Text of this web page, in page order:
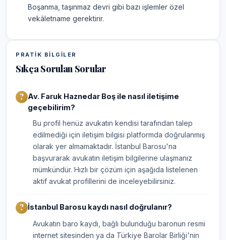
Boşanma, taşınmaz devri gibi bazı işlemler özel
vekâletname gerektirir.
PRATIK BILGILER
Sıkça Sorulan Sorular
Av. Faruk Haznedar Boş ile nasıl iletişime
geçebilirim?
Bu profil henüz avukatın kendisi tarafından talep
edilmediği için iletişim bilgisi platformda doğrulanmış
olarak yer almamaktadır. İstanbul Barosu'na
başvurarak avukatın iletişim bilgilerine ulaşmanız
mümkündür. Hızlı bir çözüm için aşağıda listelenen
aktif avukat profillerini de inceleyebilirsiniz.
İstanbul Barosu kaydı nasıl doğrulanır?
Avukatın baro kaydı, bağlı bulunduğu baronun resmi
internet sitesinden ya da Türkiye Barolar Birliği'nin